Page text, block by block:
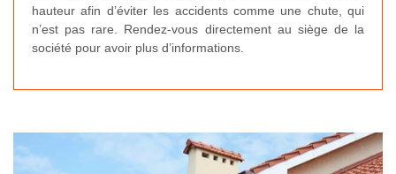
hauteur afin d’éviter les accidents comme une chute, qui
n’est pas rare. Rendez-vous directement au siège de la
société pour avoir plus d’informations.